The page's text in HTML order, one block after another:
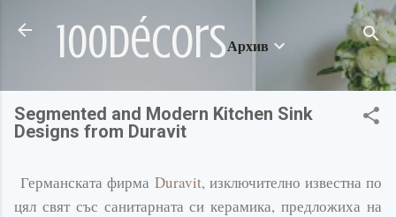
Пропускане към основното съдържание
100décorsАрхив
Segmented and Modern Kitchen Sink
Designs from Duravit
Германската фирма Duravit, изключително известна по
цял свят със санитарната си керамика, предложиха на